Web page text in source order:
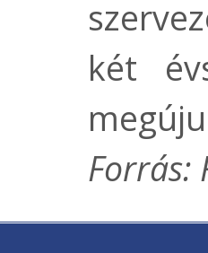
két
Forrás: